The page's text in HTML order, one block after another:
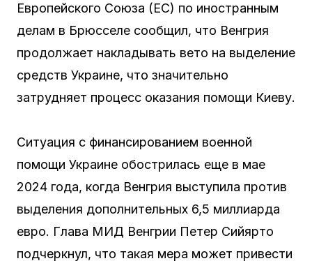
Европейского Союза (ЕС) по иностранным
делам в Брюсселе сообщил, что Венгрия
продолжает накладывать вето на выделение
средств Украине, что значительно
затрудняет процесс оказания помощи Киеву.
Ситуация с финансированием военной
помощи Украине обострилась еще в мае
2024 года, когда Венгрия выступила против
выделения дополнительных 6,5 миллиарда
евро. Глава МИД Венгрии Петер Сийярто
подчеркнул, что такая мера может привести